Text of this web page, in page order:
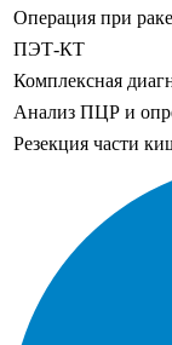
Операция при
ПЭТ-КТ
Комплексная
Анализ ПЦР и
Резекция части